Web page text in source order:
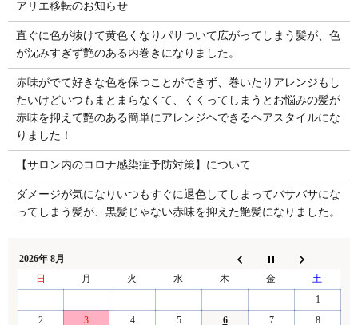
アリエ移転のお知らせ
直ぐに色が抜けて黄色くなりパサついて広がってしまう髪が、色
が沈みすぎず艶のある内巻きになりました。
赤味がでて好きな色を保つことができず、巻いたりアレンジもし
たいけどいつもまとまらなくて、くくってしまうとお悩みの髪が
赤味を抑えて艶のある簡単にアレンジヘできるヘアスタイルにな
りました！
【サロン内のコロナ感染症予防対策】について
ダメージが気になりいつもすぐに退色してしまってバサバサにな
ってしまう髪が、黒髪じゃない赤味を抑えた艶髪になりました。
2026年 8月
日
月 火 水 木 金
土
1
2
3 4 5 6 7 8